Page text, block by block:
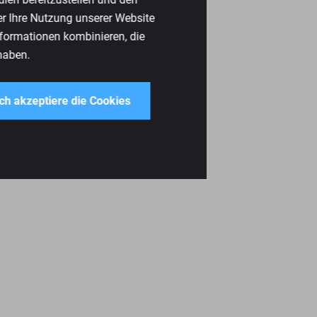
Ihre Nutzung unserer Website
kombinieren, die
akzeptiere die Cookies